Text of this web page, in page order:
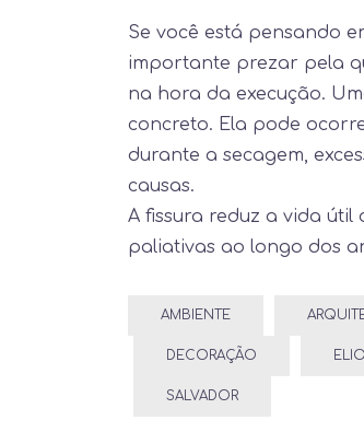
Se você está pensando
importante prezar pela
na hora da execução.
concreto. Ela pode
durante a secagem,
causas.
A fissura reduz a vida
paliativas ao longo dos
AMBIENTE
DECORAÇÃO
SALVADOR